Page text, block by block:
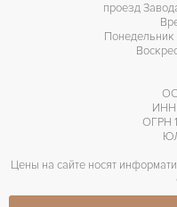
проезд
Понедельник
ИНН
ОГРН
Цены на сайте носят